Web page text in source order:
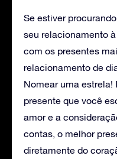
Se estiver
seu relacionamento
com os presentes
relacionamento de
Nomear uma estrela!
presente que você
amor e a
contas, o melhor
diretamente do